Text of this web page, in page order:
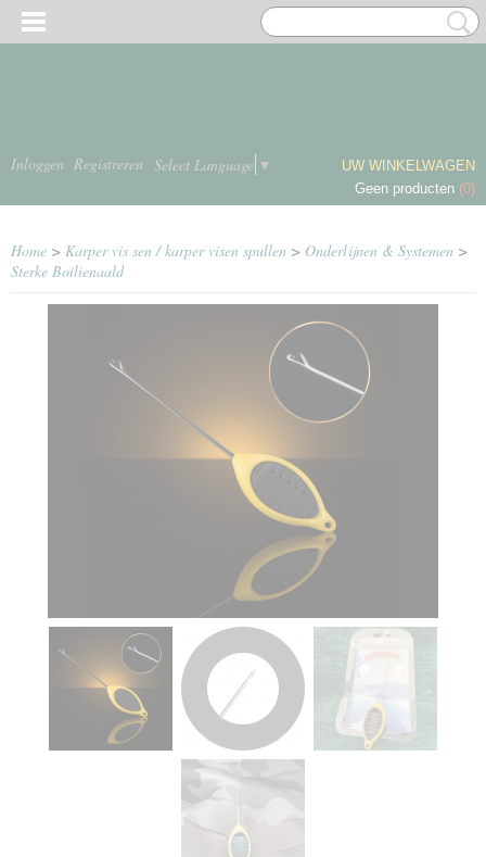
Inloggen Registreren Select Language ▼
UW WINKELWAGEN
Geen producten (0)
Home > Karper vis sen / karper visen spullen > Onderlijnen & Systemen >
Sterke Boilienaald